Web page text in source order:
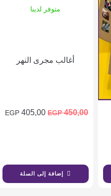
متوفر لدينا
أغالب مجرى النهر
450,00
EGP
405,00
EGP
إضافة إلى السلة